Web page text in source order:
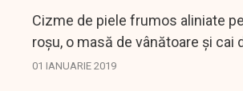
Cizme de piele frumos aliniate
roșu, o masă de vânătoare și cai
galopând prin apă. Nu sunt
01 IANUARIE 2019